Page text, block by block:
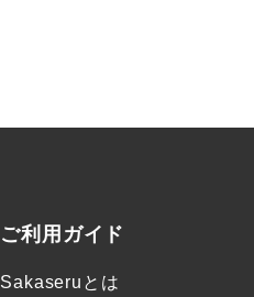
ご利用ガイド
Sakaseruとは